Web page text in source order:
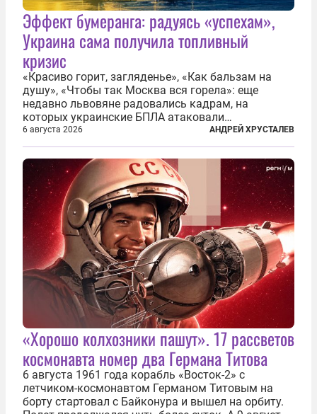
Эффект бумеранга: радуясь «успехам»,
Украина сама получила топливный
кризис
«Красиво горит, загляденье», «Как бальзам на
душу», «Чтобы так Москва вся горела»: еще
недавно львовяне радовались кадрам, на
которых украинские БПЛА атаковали
нефтеперерабатывающие предприятия России. В
скором времени оказалось, что в «эту игру можно
играть вдвоем» — российские дроны только за...
6 августа 2026 АНДРЕЙ ХРУСТАЛЕВ
«Хорошо колхозники пашут». 17 рассветов
космонавта номер два Германа Титова
6 августа 1961 года корабль «Восток-2» с
летчиком-космонавтом Германом Титовым на
борту стартовал с Байконура и вышел на орбиту.